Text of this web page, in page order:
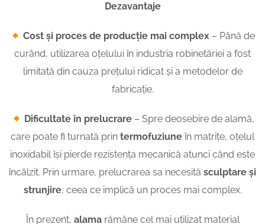
Dezavantaje
Cost și proces de producție mai complex – Până de
curând, utilizarea oțelului în industria robinetăriei a fost
limitată din cauza prețului ridicat și a metodelor de
fabricație.
Dificultate în prelucrare– Spre deosebire de alamă,
care poate fi turnată prin termofuziune în matrițe, oțelul
inoxidabil își pierde rezistența mecanică atunci când este
încălzit. Prin urmare, prelucrarea sa necesită sculptare și
strunjire, ceea ce implică un proces mai complex.
În prezent, alamarămâne cel mai utilizat material